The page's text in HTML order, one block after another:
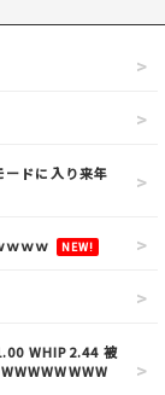
ードに入り来年
ｗｗｗ NEW!
WHIP2.44 被